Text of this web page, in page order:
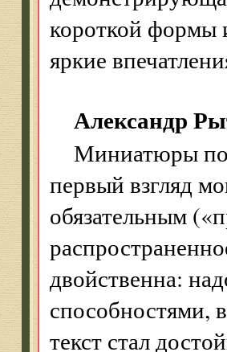
короткой формы
яркие
Александр
Миниатюры
первый взгляд
обязательным
двойственна:
способностями,
текст стал